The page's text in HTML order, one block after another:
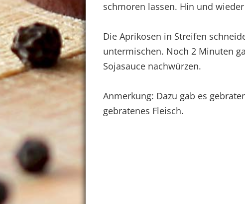
schmoren lassen. Hin und
Die Aprikosen in Streifen
untermischen. Noch 2 Minuten
Sojasauce nachwürzen.
Anmerkung: Dazu gab es
gebratenes Fleisch.